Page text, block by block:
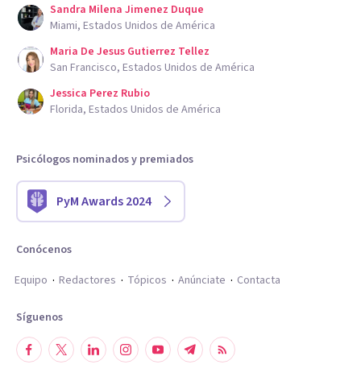
Sandra Milena Jimenez Duque
Miami, Estados Unidos de América
Maria De Jesus Gutierrez Tellez
San Francisco, Estados Unidos de América
Jessica Perez Rubio
Florida, Estados Unidos de América
Psicólogos nominados y premiados
PyM Awards 2024
Conócenos
Equipo
Redactores Tópicos Anúnciate Contacta
Síguenos